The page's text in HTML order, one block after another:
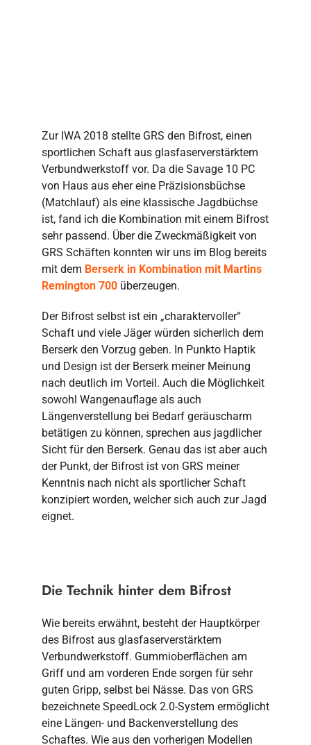
Zur IWA 2018 stellte GRS den Bifrost, einen
sportlichen Schaft aus glasfaserverstärktem
Verbundwerkstoff vor. Da die Savage 10 PC
von Haus aus eher eine Präzisionsbüchse
(Matchlauf) als eine klassische Jagdbüchse
ist, fand ich die Kombination mit einem Bifrost
sehr passend. Über die Zweckmäßigkeit von
GRS Schäften konnten wir uns im Blog bereits
mit dem Berserk in Kombination mit Martins
Remington 700überzeugen.
Der Bifrost selbst ist ein „charaktervoller“
Schaft und viele Jäger würden sicherlich dem
Berserk den Vorzug geben. In Punkto Haptik
und Design ist der Berserk meiner Meinung
nach deutlich im Vorteil. Auch die Möglichkeit
sowohl Wangenauflage als auch
Längenverstellung bei Bedarf geräuscharm
betätigen zu können, sprechen aus jagdlicher
Sicht für den Berserk. Genau das ist aber auch
der Punkt, der Bifrost ist von GRS meiner
Kenntnis nach nicht als sportlicher Schaft
konzipiert worden, welcher sich auch zur Jagd
eignet.
Die Technik hinter dem Bifrost
Wie bereits erwähnt, besteht der Hauptkörper
des Bifrost aus glasfaserverstärktem
Verbundwerkstoff. Gummioberflächen am
Griff und am vorderen Ende sorgen für sehr
guten Gripp, selbst bei Nässe. Das von GRS
bezeichnete SpeedLock 2.0-System ermöglicht
eine Längen- und Backenverstellung des
Schaftes. Wie aus den vorherigen Modellen